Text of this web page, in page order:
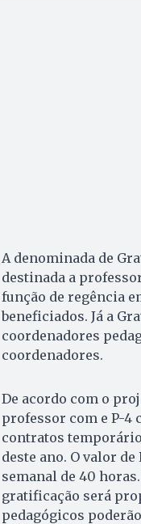
A denominada de
destinada a
função de regência
beneficiados. Já a
coordenadores
coordenadores.
De acordo com o
professor com e P-4
contratos
deste ano. O valor
semanal de 40
gratificação será
pedagógicos